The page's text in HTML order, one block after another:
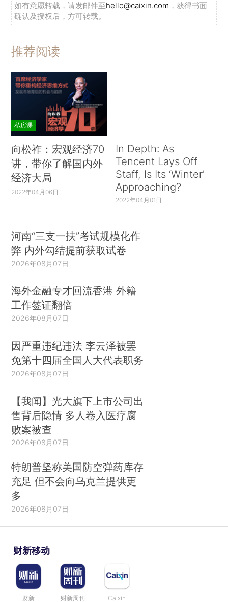
如有意愿转载，请发邮件至hello@caixin.com ，获得书面
确认及授权后，方可转载。
推荐阅读
私房课
向松祚：宏观经济70
讲，带你了解国内外
经济大局
2022年04月06日
In Depth: As
Tencent Lays Off
Staff, Is Its ‘Winter’
Approaching?
2022年04月01日
河南“三支一扶”考试规模化作
弊 内外勾结提前获取试卷
2026年08月07日
海外金融专才回流香港 外籍
工作签证翻倍
2026年08月07日
因严重违纪违法 李云泽被罢
免第十四届全国人大代表职务
2026年08月07日
【我闻】光大旗下上市公司出
售背后隐情 多人卷入医疗腐
败案被查
2026年08月07日
特朗普坚称美国防空弹药库存
充足 但不会向乌克兰提供更
多
2026年08月07日
财新移动
财新 财新周刊 Caixin